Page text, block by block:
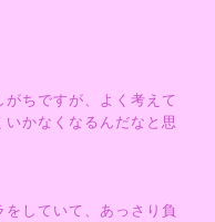
ちですが、よく考えて
かなくなるんだなと思
していて、あっさり負